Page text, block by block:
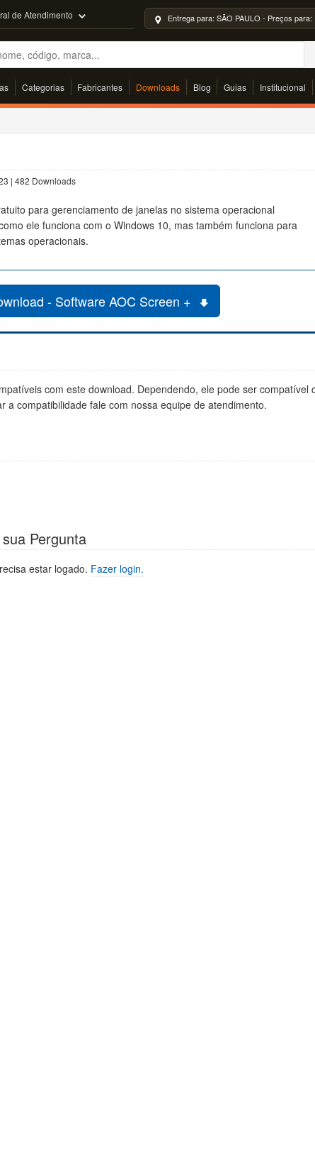
de Atendimento Entrega para: SÃO PAULO - Preços
Categorias Fabricantes Downloads Blog Guias Institucional
| 482 Downloads
para gerenciamento de janelas no sistema operacional
ele funciona com o Windows 10, mas também funciona para
operacionais.
- Software AOC Screen +
com este download. Dependendo, ele pode ser compatível
a compatibilidade fale com nossa equipe de atendimento.
Pergunta
estar logado. Fazer login.